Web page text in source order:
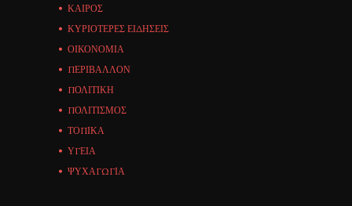
ΚΑΙΡΟΣ
ΚΥΡΙΟΤΕΡΕΣ ΕΙΔΗΣΕΙΣ
ΟΙΚΟΝΟΜΙΑ
ΠΕΡΙΒΑΛΛΟΝ
ΠΟΛΙΤΙΚΗ
ΠΟΛΙΤΙΣΜΟΣ
ΤΟΠΙΚΑ
ΥΓΕΙΑ
ΨΥΧΑΓΩΓΙΑ